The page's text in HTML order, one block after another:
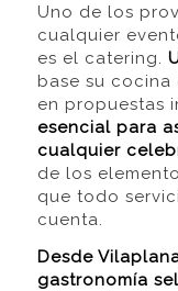
Uno de los
cualquier
es el catering.
base su
en propuestas
esencial para
cualquier
de los
que todo
cuenta.
Desde
gastronomía